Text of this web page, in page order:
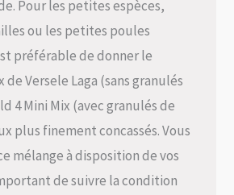
Pour les petites espèces,
ou les petites poules
préférable de donner le
de Versele Laga (sans granulés
4 Mini Mix (avec granulés de
plus finement concassés. Vous
mélange à disposition de vos
de suivre la condition